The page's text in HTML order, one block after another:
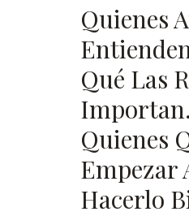
Quienes
Qué Las
Quienes
Empezar
Hacerlo